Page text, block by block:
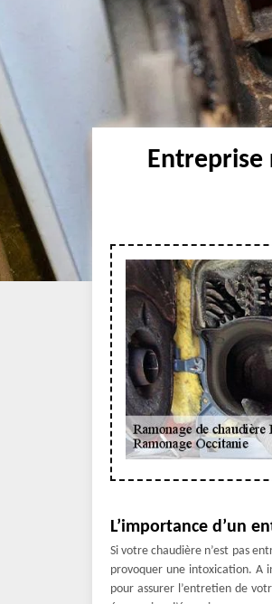
Entreprise
L’importance d’un
Si votre chaudière n’est pas
provoquer une intoxication. A
pour assurer l’entretien de